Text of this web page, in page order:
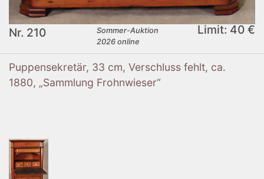
Nr. 210
Sommer-Auktion
2026 online
Limit: 40 €
Puppensekretär, 33 cm, Verschluss fehlt, ca.
1880, „Sammlung Frohnwieser“